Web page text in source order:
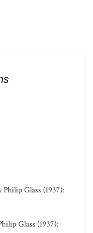
Glass (1937):
Glass (1937):